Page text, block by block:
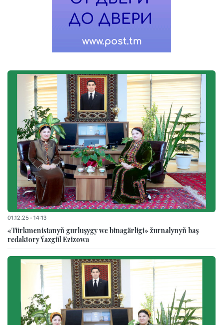
01.12.25 - 14:13
«Türkmenistanyň gurluşygy we binagärligi» žurnalynyň baş
redaktory Ýazgül Ezizowa